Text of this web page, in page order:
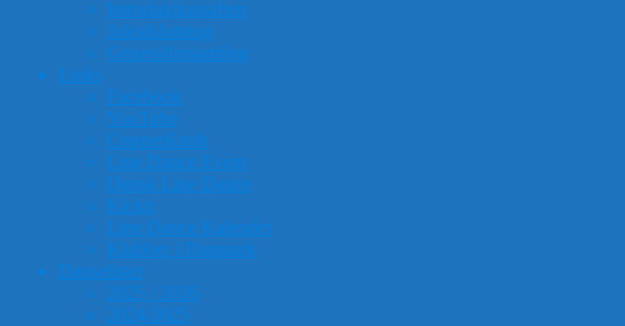
Introduktionsaften
Juleafslutning
Generalforsamling
Links
Facebook
YouTube
CopperKnob
Line Dance Event
Dansk Line Dance
Kickit
Line Dance Kalender
Klubber i Danmark
Danselister
2025 / 2026
2024/2025